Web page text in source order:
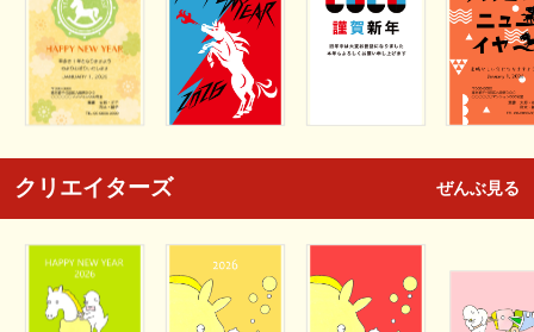
クリエイターズ ぜんぶ見る